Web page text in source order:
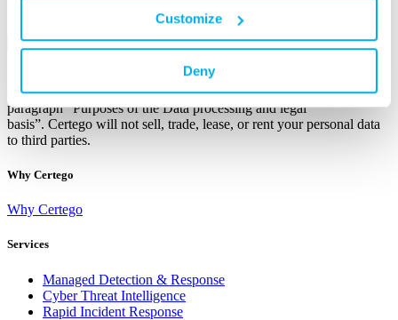
Customize
Deny
Clicking Submit, I agree to the use of my personal data in
accordance with Certego Privacy Policy for the purpose sub. 2
paragraph “Purposes of the Data processing and legal
basis”. Certego will not sell, trade, lease, or rent your personal data
to third parties.
Why Certego
Why Certego
Services
Managed Detection & Response
Cyber Threat Intelligence
Rapid Incident Response